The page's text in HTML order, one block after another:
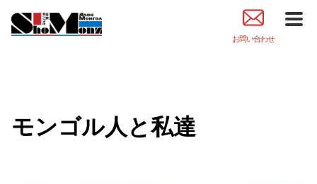
お問い合わせ
モンゴル人と私達